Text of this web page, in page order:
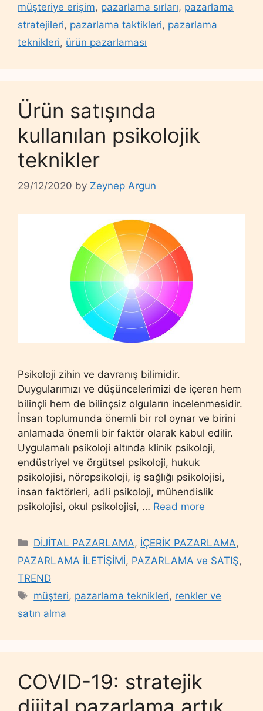
müşteriye erişim, pazarlama sırları, pazarlama
stratejileri, pazarlama taktikleri, pazarlama
teknikleri, ürün pazarlaması
Ürün satışında
kullanılan psikolojik
teknikler
29/12/2020 by Zeynep Argun
Psikoloji zihin ve davranış bilimidir.
Duygularımızı ve düşüncelerimizi de içeren hem
bilinçli hem de bilinçsiz olguların incelenmesidir.
İnsan toplumunda önemli bir rol oynar ve birini
anlamada önemli bir faktör olarak kabul edilir.
Uygulamalı psikoloji altında klinik psikoloji,
endüstriyel ve örgütsel psikoloji, hukuk
psikolojisi, nöropsikoloji, iş sağlığı psikolojisi,
insan faktörleri, adli psikoloji, mühendislik
psikolojisi, okul psikolojisi, … Read more
Categories
DİJİTAL PAZARLAMA, İÇERİK PAZARLAMA,
PAZARLAMA İLETİŞİMİ, PAZARLAMA ve SATIŞ,
TREND
Tags
müşteri, pazarlama teknikleri, renkler ve
satın alma
COVID-19: stratejik
dijital pazarlama artık